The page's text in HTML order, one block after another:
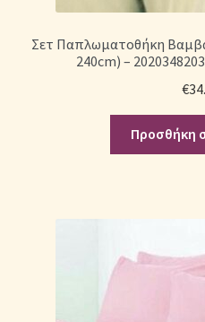
Σετ Παπλωματοθήκη
240cm) –
€
Προσθήκη